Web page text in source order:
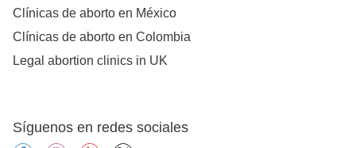
Clínicas de aborto en México
Clínicas de aborto en Colombia
Legal abortion clinics in UK
Síguenos en redes sociales